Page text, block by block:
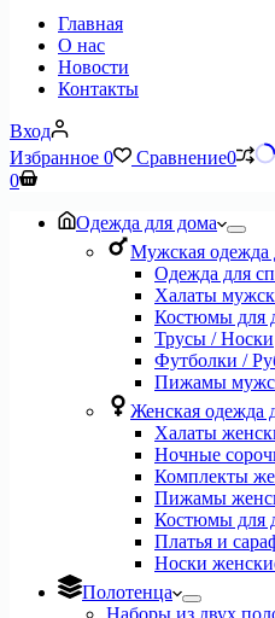
Главная
О нас
Новости
Контакты
Вход
Избранное 0 Сравнение0
Корзина
0
Одежда для дома
Мужская одежда
Одежда для
Халаты
Костюмы для
Трусы / Носки
Футболки /
Пижамы
Женская одежда
Халаты
Ночные
Комплекты
Пижамы
Костюмы для
Платья и
Носки
Полотенца
Наборы из двух